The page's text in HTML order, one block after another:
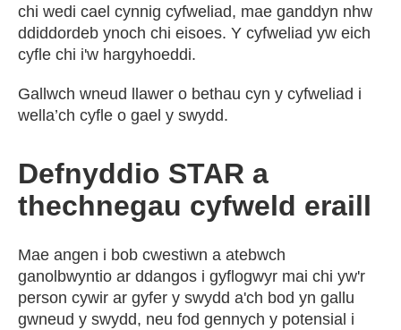
chi wedi cael cynnig cyfweliad, mae ganddyn nhw
ddiddordeb ynoch chi eisoes. Y cyfweliad yw eich
cyfle chi i'w hargyhoeddi.
Gallwch wneud llawer o bethau cyn y cyfweliad i
wella’ch cyfle o gael y swydd.
Defnyddio STAR a
thechnegau cyfweld eraill
Mae angen i bob cwestiwn a atebwch
ganolbwyntio ar ddangos i gyflogwyr mai chi yw'r
person cywir ar gyfer y swydd a'ch bod yn gallu
gwneud y swydd, neu fod gennych y potensial i